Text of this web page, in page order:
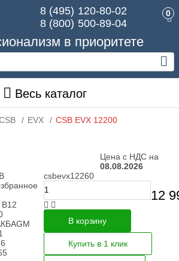
в приоритете
8 (495) 120-80-02
8 (800) 500-89-04
0
Весь каталог
EVX CSB EVX 12200
Цена с НДС на
08.08.2026
В
В12
AGM
csbevx12260
12
В корзину
Купить в 1 клик